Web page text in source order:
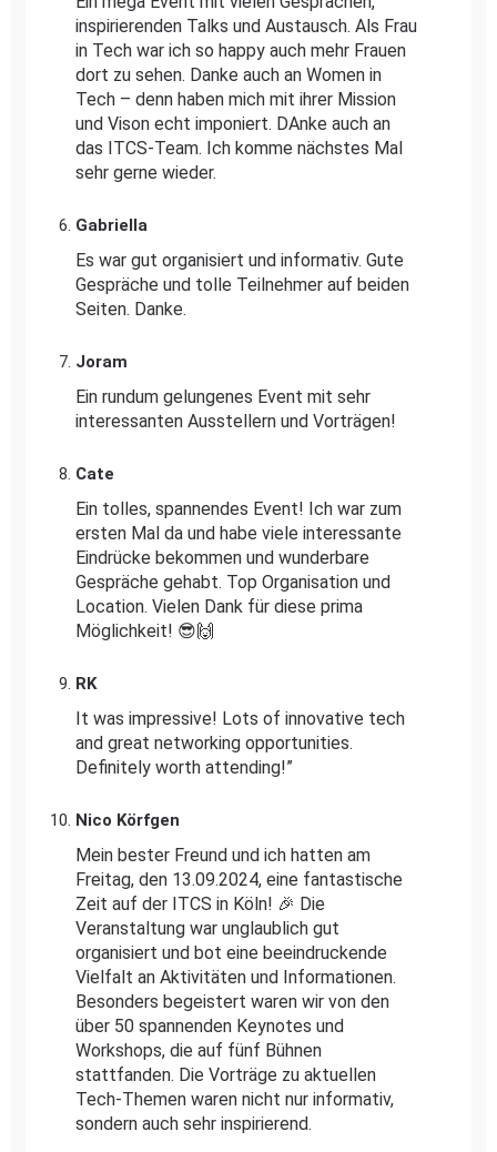
inspirierenden Talks und Austausch. Als Frau
in Tech war ich so happy auch mehr Frauen
dort zu sehen. Danke auch an Women in
Tech – denn haben mich mit ihrer Mission
und Vison echt imponiert. DAnke auch an
das ITCS-Team. Ich komme nächstes Mal
sehr gerne wieder.
Gabriella
Es war gut organisiert und informativ. Gute
Gespräche und tolle Teilnehmer auf beiden
Seiten. Danke.
Joram
Ein rundum gelungenes Event mit sehr
interessanten Ausstellern und Vorträgen!
Cate
Ein tolles, spannendes Event! Ich war zum
ersten Mal da und habe viele interessante
Eindrücke bekommen und wunderbare
Gespräche gehabt. Top Organisation und
Location. Vielen Dank für diese prima
Möglichkeit! 😎🙌
RK
It was impressive! Lots of innovative tech
and great networking opportunities.
Definitely worth attending!”
Nico Körfgen
Mein bester Freund und ich hatten am
Freitag, den 13.09.2024, eine fantastische
Zeit auf der ITCS in Köln! 🎉 Die
Veranstaltung war unglaublich gut
organisiert und bot eine beeindruckende
Vielfalt an Aktivitäten und Informationen.
Besonders begeistert waren wir von den
über 50 spannenden Keynotes und
Workshops, die auf fünf Bühnen
stattfanden. Die Vorträge zu aktuellen
Tech-Themen waren nicht nur informativ,
sondern auch sehr inspirierend.